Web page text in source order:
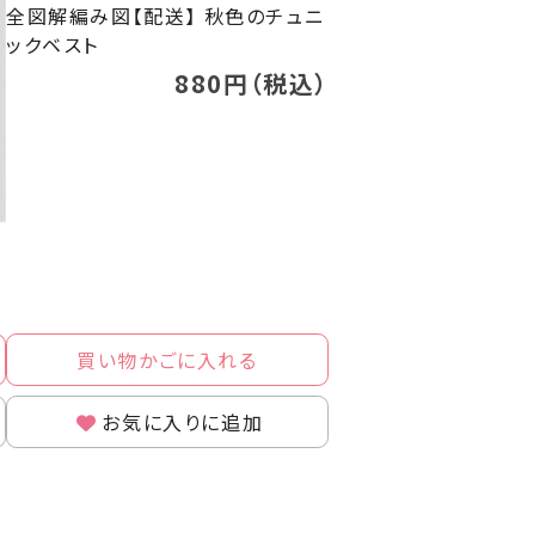
全図解編み図【配送】 秋色のチュニ
ックベスト
880円（税込）
買い物かごに入れる
お気に入りに追加